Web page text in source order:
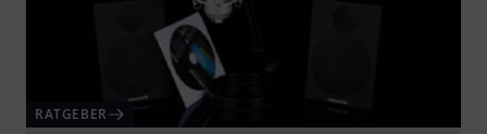
RATGEBER